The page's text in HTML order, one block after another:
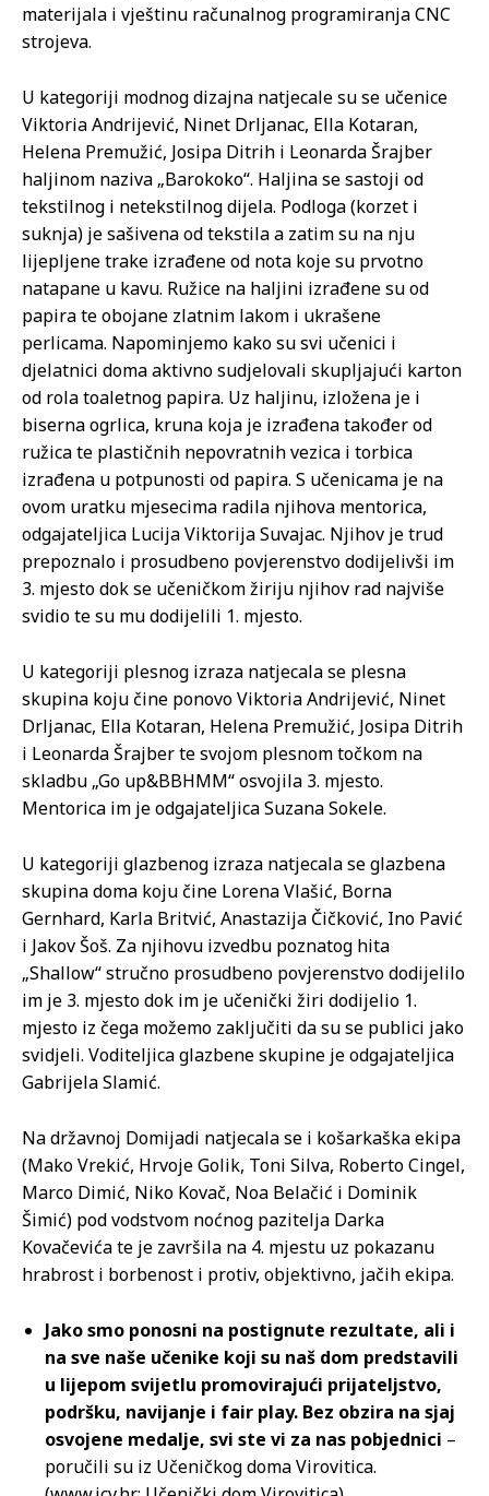
materijala i vještinu računalnog programiranja CNC
strojeva.
U kategoriji modnog dizajna natjecale su se učenice
Viktoria Andrijević, Ninet Drljanac, Ella Kotaran,
Helena Premužić, Josipa Ditrih i Leonarda Šrajber
haljinom naziva „Barokoko“. Haljina se sastoji od
tekstilnog i netekstilnog dijela. Podloga (korzet i
suknja) je sašivena od tekstila a zatim su na nju
lijepljene trake izrađene od nota koje su prvotno
natapane u kavu. Ružice na haljini izrađene su od
papira te obojane zlatnim lakom i ukrašene
perlicama. Napominjemo kako su svi učenici i
djelatnici doma aktivno sudjelovali skupljajući karton
od rola toaletnog papira. Uz haljinu, izložena je i
biserna ogrlica, kruna koja je izrađena također od
ružica te plastičnih nepovratnih vezica i torbica
izrađena u potpunosti od papira. S učenicama je na
ovom uratku mjesecima radila njihova mentorica,
odgajateljica Lucija Viktorija Suvajac. Njihov je trud
prepoznalo i prosudbeno povjerenstvo dodijelivši im
3. mjesto dok se učeničkom žiriju njihov rad najviše
svidio te su mu dodijelili 1. mjesto.
U kategoriji plesnog izraza natjecala se plesna
skupina koju čine ponovo Viktoria Andrijević, Ninet
Drljanac, Ella Kotaran, Helena Premužić, Josipa Ditrih
i Leonarda Šrajber te svojom plesnom točkom na
skladbu „Go up&BBHMM“ osvojila 3. mjesto.
Mentorica im je odgajateljica Suzana Sokele.
U kategoriji glazbenog izraza natjecala se glazbena
skupina doma koju čine Lorena Vlašić, Borna
Gernhard, Karla Britvić, Anastazija Čičković, Ino Pavić
i Jakov Šoš. Za njihovu izvedbu poznatog hita
„Shallow“ stručno prosudbeno povjerenstvo dodijelilo
im je 3. mjesto dok im je učenički žiri dodijelio 1.
mjesto iz čega možemo zaključiti da su se publici jako
svidjeli. Voditeljica glazbene skupine je odgajateljica
Gabrijela Slamić.
Na državnoj Domijadi natjecala se i košarkaška ekipa
(Mako Vrekić, Hrvoje Golik, Toni Silva, Roberto Cingel,
Marco Dimić, Niko Kovač, Noa Belačić i Dominik
Šimić) pod vodstvom noćnog pazitelja Darka
Kovačevića te je završila na 4. mjestu uz pokazanu
hrabrost i borbenost i protiv, objektivno, jačih ekipa.
Jako smo ponosni na postignute rezultate, ali i
na sve naše učenike koji su naš dom predstavili
u lijepom svijetlu promovirajući prijateljstvo,
podršku, navijanje i fair play. Bez obzira na sjaj
osvojene medalje, svi ste vi za nas pobjednici –
poručili su iz Učeničkog doma Virovitica.